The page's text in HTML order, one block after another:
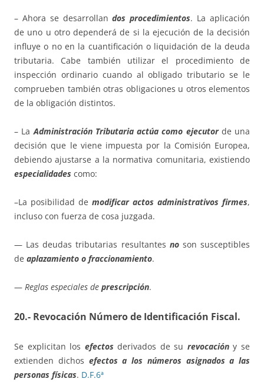
– Ahora se desarrollandos procedimientos. La aplicación
de uno u otro dependerá de si la ejecución de la decisión
influye o no en la cuantificación o liquidación de la deuda
tributaria. Cabe también utilizar el procedimiento de
inspección ordinario cuando al obligado tributario se le
comprueben también otras obligaciones u otros elementos
de la obligación distintos.
– LaAdministración Tributaria actúa como ejecutorde una
decisión que le viene impuesta por la Comisión Europea,
debiendo ajustarse a la normativa comunitaria, existiendo
especialidades como:
–La posibilidad de modificar actos administrativos firmes,
incluso con fuerza de cosa juzgada.
— Las deudas tributarias resultantes noson susceptibles
de aplazamiento o fraccionamiento.
— Reglas especiales de prescripción.
20.- Revocación Número de Identificación Fiscal.
Se explicitan los efectos derivados de su revocacióny se
extienden dichos efectos a los números asignados a las
personas físicas. D.F.6ª